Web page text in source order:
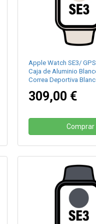
Apple Watch SE3/
Caja de Aluminio
Correa Deportiva
309,00 €
Comprar